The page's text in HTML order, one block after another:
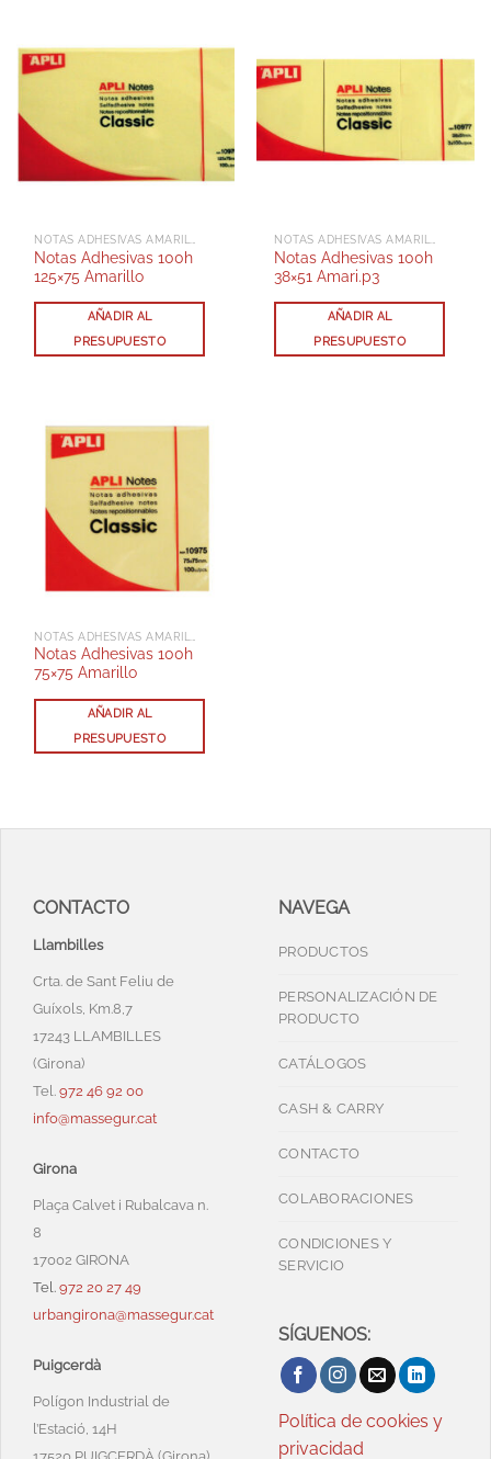
Notas Adhesivas 100h
125×75 Amarillo
AÑADIR AL
PRESUPUESTO
Notas Adhesivas 100h
38×51 Amari.p3
AÑADIR AL
PRESUPUESTO
Notas Adhesivas 100h
75×75 Amarillo
AÑADIR AL
PRESUPUESTO
CONTACTO
Llambilles
Crta. de Sant Feliu de
Guíxols, Km.8,7
17243 LLAMBILLES
(Girona)
Tel. 972 46 92 00
info@massegur.cat
Girona
Plaça Calvet i Rubalcava n.
8
17002 GIRONA
Tel. 972 20 27 49
urbangirona@massegur.cat
Puigcerdà
Polígon Industrial de
l’Estació, 14H
NAVEGA
PRODUCTOS
PERSONALIZACIÓN DE
PRODUCTO
CATÁLOGOS
CASH & CARRY
CONTACTO
COLABORACIONES
CONDICIONES Y
SERVICIO
SÍGUENOS:
Política de cookies y
privacidad